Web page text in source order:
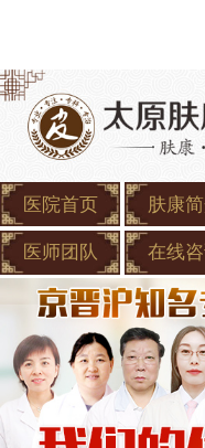
医院首页 肤康
医师团队 在线